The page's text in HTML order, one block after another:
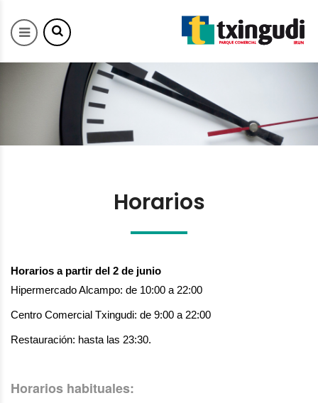
Horarios
Horarios a partir del 2 de junio
Hipermercado Alcampo: de 10:00 a 22:00
Centro Comercial Txingudi: de 9:00 a 22:00
Restauración: hasta las 23:30.
Horarios habituales: